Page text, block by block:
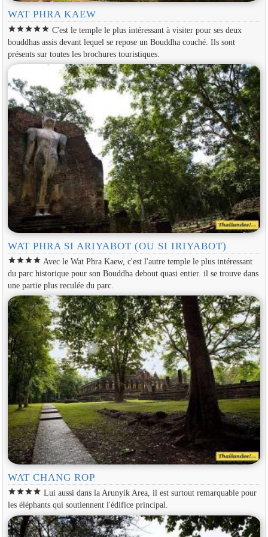
WAT PHRA KAEW
starstarstarstarstar C'est le temple le plus intéressant à visiter pour ses deux
bouddhas assis devant lequel se repose un Bouddha couché. Ils sont
présents sur toutes les brochures touristiques.
WAT PHRA SI ARIYABOT (OU SI IRIYABOT)
starstarstarstar Avec le Wat Phra Kaew, c'est l'autre temple le plus intéressant
du parc historique pour son Bouddha debout quasi entier. il se trouve dans
une partie plus reculée du parc.
WAT CHANG ROP
starstarstarstar Lui aussi dans la Arunyik Area, il est surtout remarquable pour
les éléphants qui soutiennent l'édifice principal.